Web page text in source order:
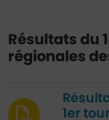
Résultats du
régionales
1er